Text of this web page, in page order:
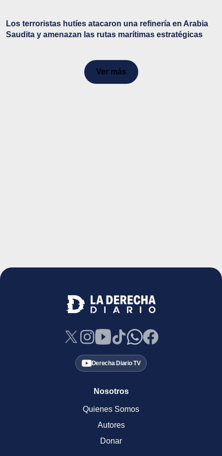
Los terroristas hutíes atacaron una refinería en Arabia
Saudita y amenazan las rutas marítimas estratégicas
Ver más
Derecha Diario TV
Nosotros
Quienes Somos
Autores
Donar